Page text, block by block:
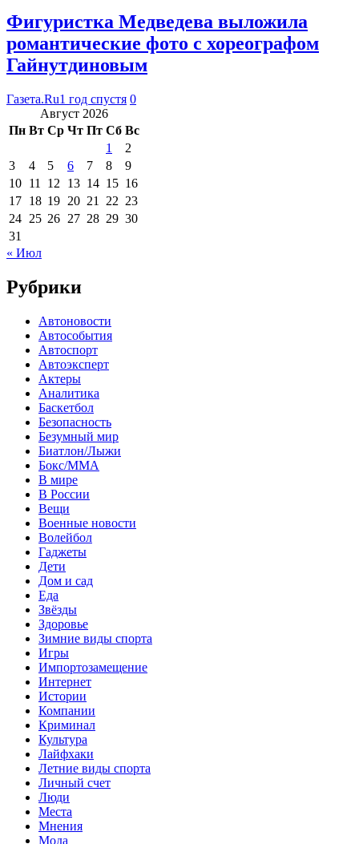
Фигуристка Медведева выложила
романтические фото с хореографом
Гайнутдиновым
Газета.Ru1 год спустя 0
Август 2026
Пн Вт Ср Чт Пт Сб Вс
1
2
3
4 5 6 7 8
9
10 11 12 13 14 15 16
17 18 19 20 21 22 23
24 25 26 27 28 29 30
31
« Июл
Рубрики
Автоновости
Автособытия
Автоспорт
Автоэксперт
Актеры
Аналитика
Баскетбол
Безопасность
Безумный мир
Биатлон/Лыжи
Бокс/MMA
В мире
В России
Вещи
Военные новости
Волейбол
Гаджеты
Дети
Дом и сад
Еда
Звёзды
Здоровье
Зимние виды спорта
Игры
Импортозамещение
Интернет
Истории
Компании
Криминал
Культура
Лайфхаки
Летние виды спорта
Личный счет
Люди
Места
Мнения
Мода